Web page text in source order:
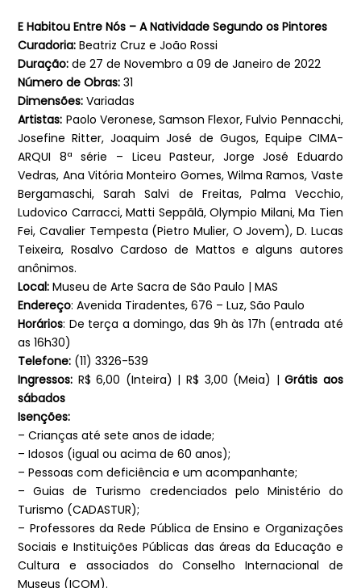
E Habitou Entre Nós – A Natividade Segundo os Pintores
Curadoria:Beatriz Cruz e João Rossi
Duração:de 27 de Novembro a 09 de Janeiro de 2022
Número de Obras:31
Dimensões:Variadas
Artistas: Paolo Veronese, Samson Flexor, Fulvio Pennacchi,
Josefine Ritter, Joaquim José de Gugos, Equipe CIMA-
ARQUI 8ª série – Liceu Pasteur, Jorge José Eduardo
Vedras, Ana Vitória Monteiro Gomes, Wilma Ramos, Vaste
Bergamaschi, Sarah Salvi de Freitas, Palma Vecchio,
Ludovico Carracci, Matti Seppãlã, Olympio Milani, Ma Tien
Fei, Cavalier Tempesta (Pietro Mulier, O Jovem), D. Lucas
Teixeira, Rosalvo Cardoso de Mattos e alguns autores
anônimos.
Local:Museu de Arte Sacra de São Paulo | MAS
Endereço: Avenida Tiradentes, 676 – Luz, São Paulo
Horários: De terça a domingo, das 9h às 17h (entrada até
as 16h30)
Telefone: (11) 3326-539
Ingressos: R$ 6,00 (Inteira) | R$ 3,00 (Meia) |Grátis aos
sábados
Isenções:
– Crianças até sete anos de idade;
– Idosos (igual ou acima de 60 anos);
– Pessoas com deficiência e um acompanhante;
– Guias de Turismo credenciados pelo Ministério do
Turismo (CADASTUR);
– Professores da Rede Pública de Ensino e Organizações
Sociais e Instituições Públicas das áreas da Educação e
Cultura e associados do Conselho Internacional de
Museus (ICOM).